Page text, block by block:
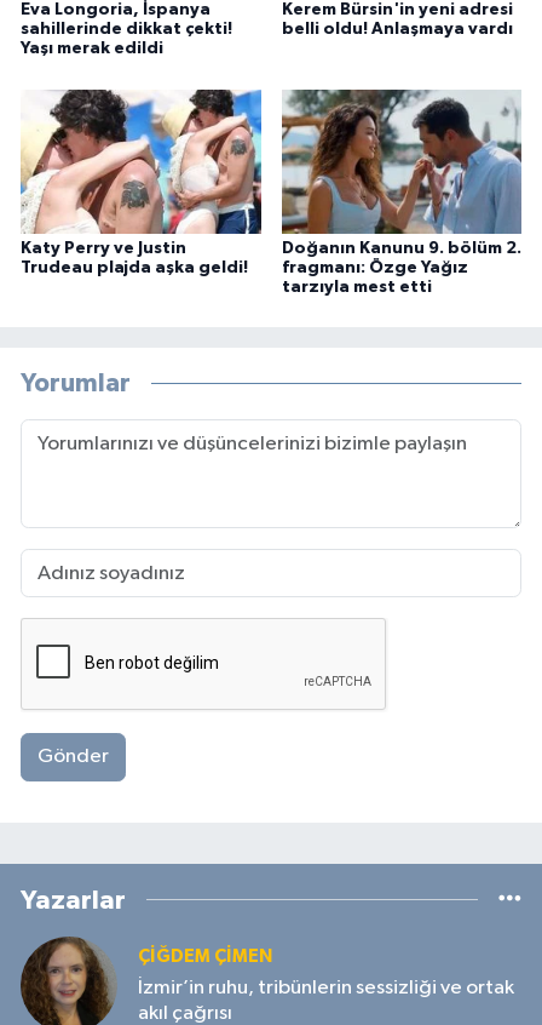
Eva Longoria, İspanya
sahillerinde dikkat çekti!
Yaşı merak edildi
Kerem Bürsin'in yeni adresi
belli oldu! Anlaşmaya vardı
Katy Perry ve Justin
Trudeau plajda aşka geldi!
Doğanın Kanunu 9. bölüm 2.
fragmanı: Özge Yağız
tarzıyla mest etti
Yorumlar
Gönder
Yazarlar
ÇIĞDEM ÇIMEN
İzmir’in ruhu, tribünlerin sessizliği ve ortak
akıl çağrısı